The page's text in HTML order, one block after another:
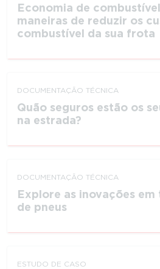
Economia de
maneiras de reduzir os
combustível da sua frota
DOCUMEN­TAÇÃO TÉCNICA
Quão seguros estão os
na estrada?
DOCUMEN­TAÇÃO TÉCNICA
Explore as inovações
de pneus
ESTUDO DE CASO